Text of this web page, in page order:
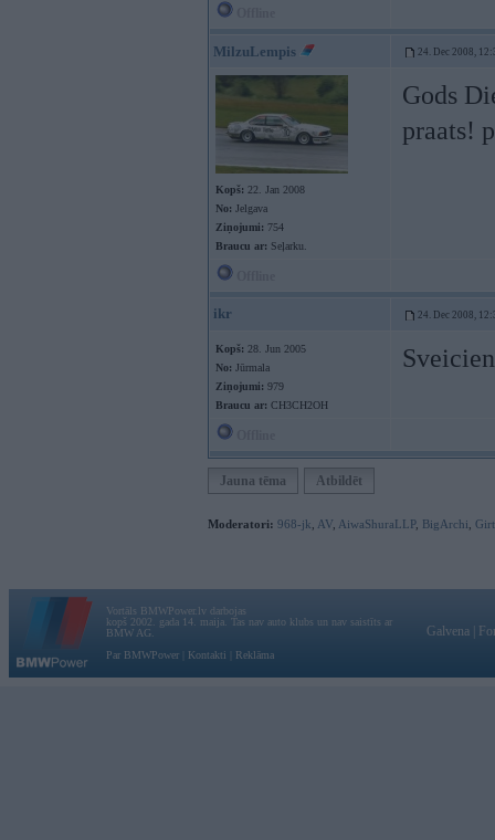
MilzuLempis 24. Dec 2008,
Kopš: 22. Jan 2008
No: Jelgava
Ziņojumi: 754
Braucu ar: Seļarku.
Gods
praats!
ikr 24. Dec 2008,
Kopš: 28. Jun 2005
No: Jūrmala
Ziņojumi: 979
Braucu ar: CH3CH2OH
Jauna tēma Atbildēt
Moderatori: 968-jk AV AiwaShuraLLP, BigArchi
Vortāls BMWPower.lv darbojas
kopš 2002. gada 14. maija. Tas nav auto klubs un nav saistīts ar
BMW AG.
Par BMWPower
Kontakti Reklāma
Galvena